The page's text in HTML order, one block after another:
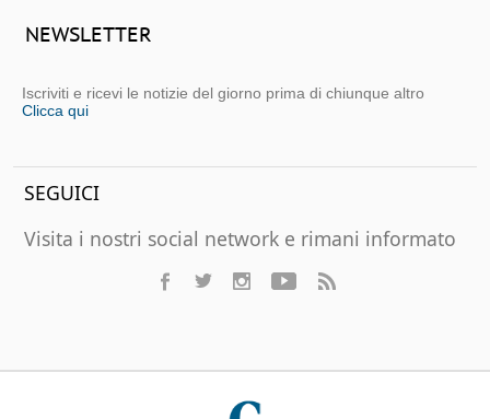
NEWSLETTER
Iscriviti e ricevi le notizie del giorno prima di chiunque altro
Clicca qui
SEGUICI
Visita i nostri social network e rimani informato